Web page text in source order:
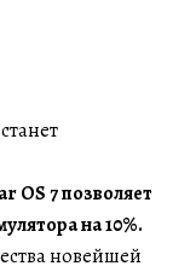
OS 7 позволяет
на 10%.
новейшей